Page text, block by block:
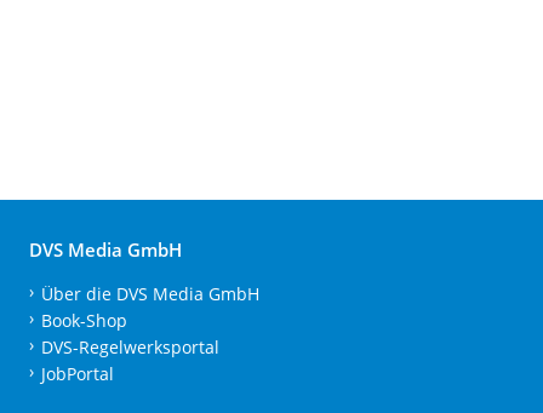
DVS Media GmbH
Über die DVS Media GmbH
Book-Shop
DVS-Regelwerksportal
JobPortal